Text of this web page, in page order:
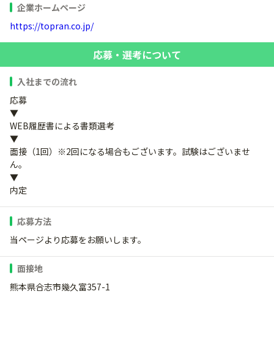
企業ホームページ
https://topran.co.jp/
応募・選考について
入社までの流れ
応募
▼
WEB履歴書による書類選考
▼
面接（1回）※2回になる場合もございます。試験はございませ
ん。
▼
内定
応募方法
当ページより応募をお願いします。
面接地
熊本県合志市幾久富357-1